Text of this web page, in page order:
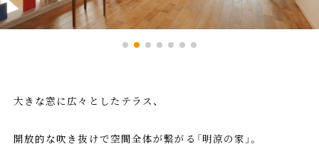
大きな窓に広々としたテラス、
開放的な吹き抜けで空間全体が繋がる「明涼の家」。